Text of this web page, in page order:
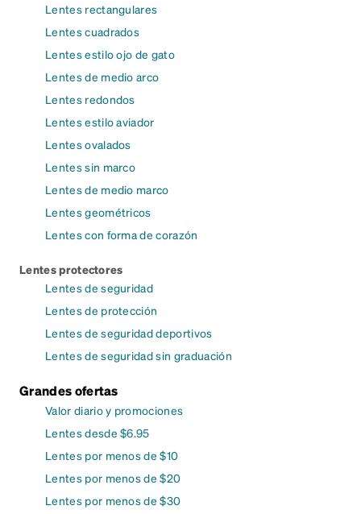
Lentes rectangulares
Lentes cuadrados
Lentes estilo ojo de gato
Lentes de medio arco
Lentes redondos
Lentes estilo aviador
Lentes ovalados
Lentes sin marco
Lentes de medio marco
Lentes geométricos
Lentes con forma de corazón
Lentes protectores
Lentes de seguridad
Lentes de protección
Lentes de seguridad deportivos
Lentes de seguridad sin graduación
Grandes ofertas
Valor diario y promociones
Lentes desde $6.95
Lentes por menos de $10
Lentes por menos de $20
Lentes por menos de $30